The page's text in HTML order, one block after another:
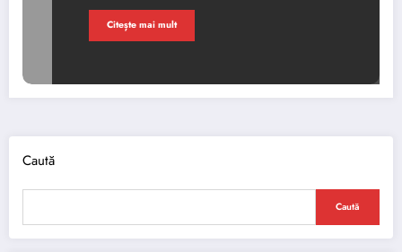
Citește mai mult
Caută
Caută